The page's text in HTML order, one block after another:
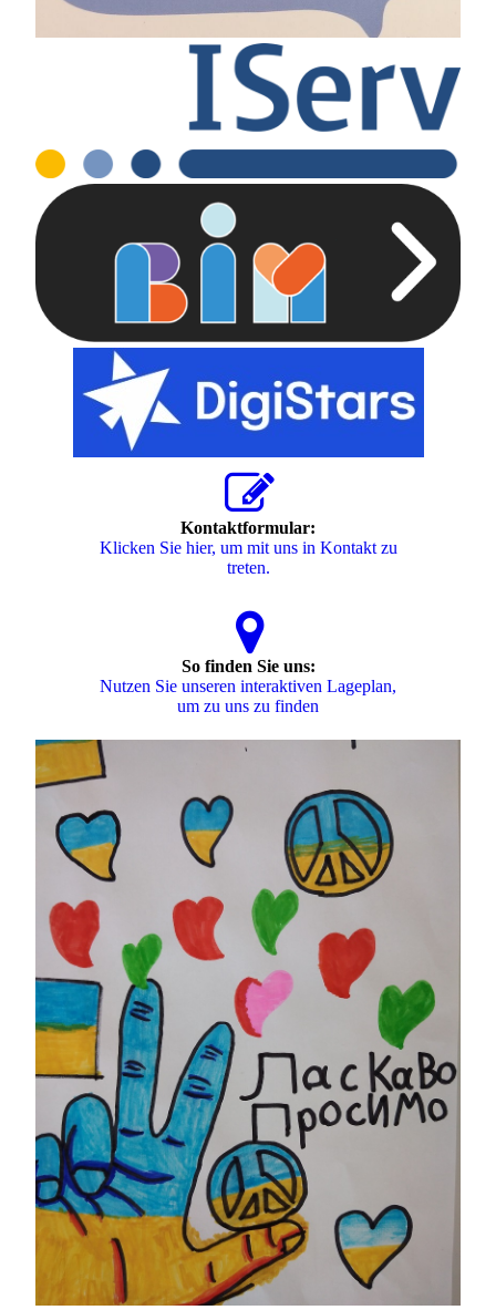
Kontaktformular:
Klicken Sie hier, um mit uns in Kontakt zu
treten.
So finden Sie uns:
Nutzen Sie unseren interaktiven La­ge­plan,
um zu uns zu finden